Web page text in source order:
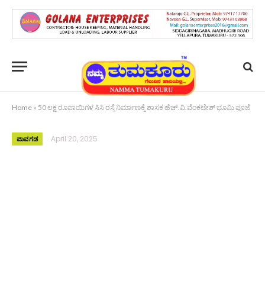
Home » 50 ಲಕ್ಷ ರೂಪಾಯಿಗಳ ಸಿಸಿ ರಸ್ತೆ ನಿರ್ಮಾಣಕ್ಕೆ ಶಾಸಕ ಹೆಚ್.ವಿ.ವೆಂಕಟೇಶ್ ಭೂಮಿ ಪೂಜೆ
ಪಾವಗಡ April 20, 2025